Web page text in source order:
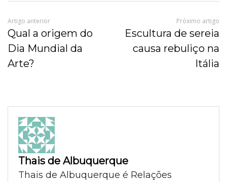
Artigo anterior
Qual a origem do
Dia Mundial da
Arte?
Próximo artigo
Escultura de sereia
causa rebuliço na
Itália
Thais de Albuquerque
Thais de Albuquerque é Relações